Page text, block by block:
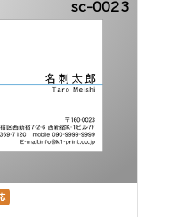
sc-0023